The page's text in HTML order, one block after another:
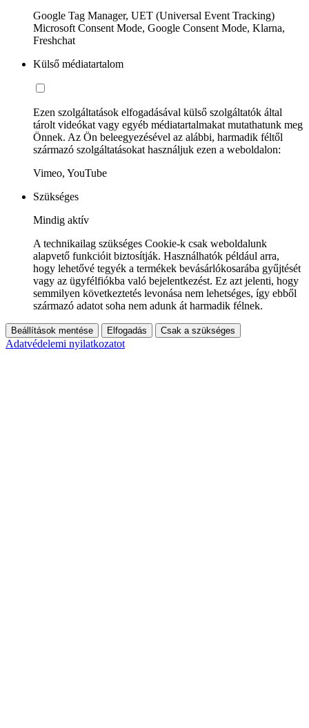
Google Tag Manager, UET (Universal Event Tracking)
Microsoft Consent Mode, Google Consent Mode, Klarna,
Freshchat
Külső médiatartalom
Ezen szolgáltatások elfogadásával külső szolgáltatók által
tárolt videókat vagy egyéb médiatartalmakat mutathatunk meg
Önnek. Az Ön beleegyezésével az alábbi, harmadik féltől
származó szolgáltatásokat használjuk ezen a weboldalon:
Vimeo, YouTube
Szükséges
Mindig aktív
A technikailag szükséges Cookie-k csak weboldalunk
alapvető funkcióit biztosítják. Használhatók például arra,
hogy lehetővé tegyék a termékek bevásárlókosarába gyűjtését
vagy az ügyfélfiókba való bejelentkezést. Ez azt jelenti, hogy
semmilyen következtetés levonása nem lehetséges, így ebből
származó adatot soha nem adunk át harmadik félnek.
Beállítások mentése Elfogadás Csak a szükséges
Adatvédelemi nyilatkozatot